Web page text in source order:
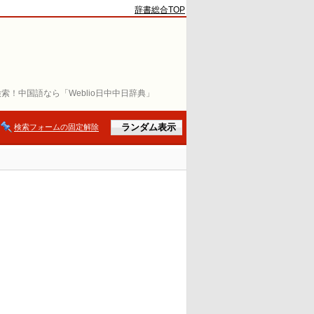
！中国語なら「Weblio日中中日辞典」
辞書総合TOP
検索フォームの固定解除